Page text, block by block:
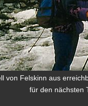
von Felskinn aus
für den nächsten